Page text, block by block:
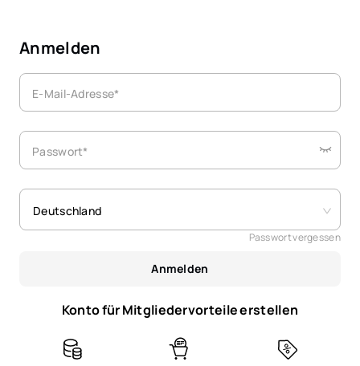
Anmelden
E-Mail-Adresse*
Passwort*
Deutschland
Passwort vergessen
Anmelden
Konto für Mitgliedervorteile erstellen